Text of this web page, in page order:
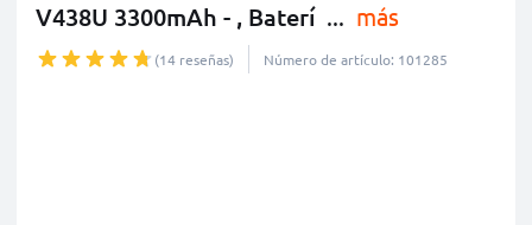
V438U 3300mAh - , Baterí ... más
(14 reseñas) Número de artículo: 101285